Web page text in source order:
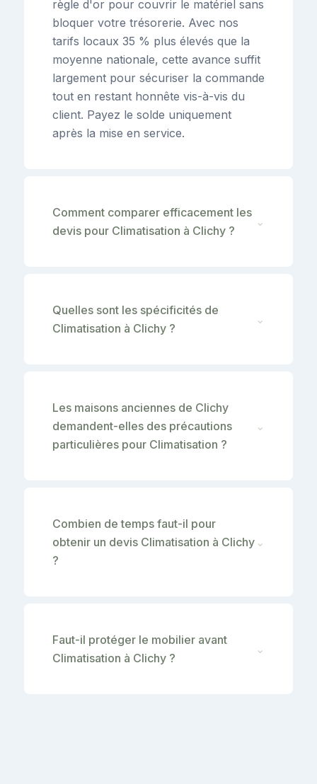
règle d'or pour couvrir le matériel sans
bloquer votre trésorerie. Avec nos
tarifs locaux 35 % plus élevés que la
moyenne nationale, cette avance suffit
largement pour sécuriser la commande
tout en restant honnête vis-à-vis du
client. Payez le solde uniquement
après la mise en service.
Comment comparer efficacement les
devis pour Climatisation à Clichy ?
⌄
Quelles sont les spécificités de
Climatisation à Clichy ?
⌄
Les maisons anciennes de Clichy
demandent-elles des précautions
particulières pour Climatisation ?
⌄
Combien de temps faut-il pour
obtenir un devis Climatisation à Clichy
?
⌄
Faut-il protéger le mobilier avant
Climatisation à Clichy ?
⌄